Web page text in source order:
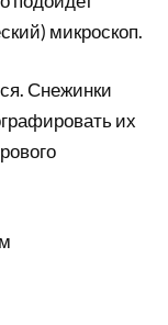
микроскоп.
Снежинки
их